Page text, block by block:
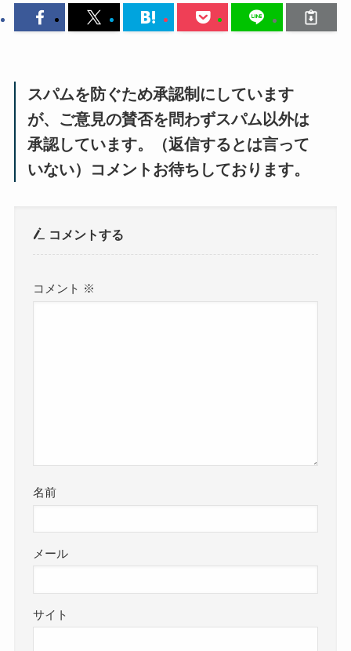
スパムを防ぐため承認制にしています
が、ご意見の賛否を問わずスパム以外は
承認しています。（返信するとは言って
いない）コメントお待ちしております。
コメントする
コメント ※
名前
メール
サイト